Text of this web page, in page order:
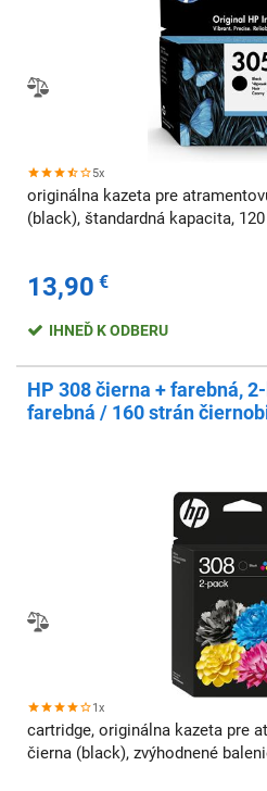
5x
originálna kazeta pre
(black), štandardná kapacita,
13,90 €
IHNEĎ K ODBERU
HP 308 čierna + farebná,
farebná / 160 strán
1x
cartridge, originálna kazeta pre
čierna (black), zvýhodnené